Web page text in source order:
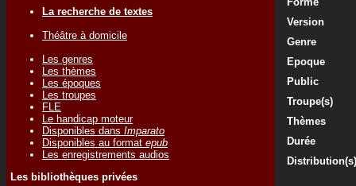
La recherche de textes
Théâtre à domicile
Les genres
Les thèmes
Les époques
Les troupes
FLE
Le handicap moteur
Disponibles dans Imparato
Disponibles au format epub
Les enregistrements audios
Les bibliothèques privées
Version
Genre
Epoque
Public
Troupe(s)
Thèmes
Durée
Distribution(s)